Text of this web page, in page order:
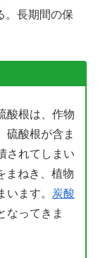
。長期間の保
酸根は、作物
硫酸根が含ま
されてしまい
まねき、植物
ます。 炭酸
なってきま